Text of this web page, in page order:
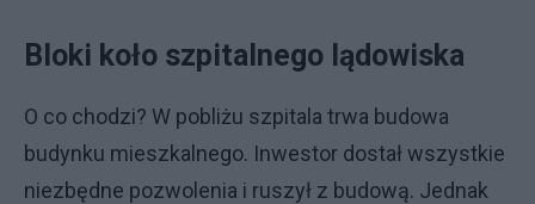
Bloki koło szpitalnego lądowiska
O co chodzi? W pobliżu szpitala trwa budowa
budynku mieszkalnego. Inwestor dostał wszystkie
niezbędne pozwolenia i ruszył z budową. Jednak